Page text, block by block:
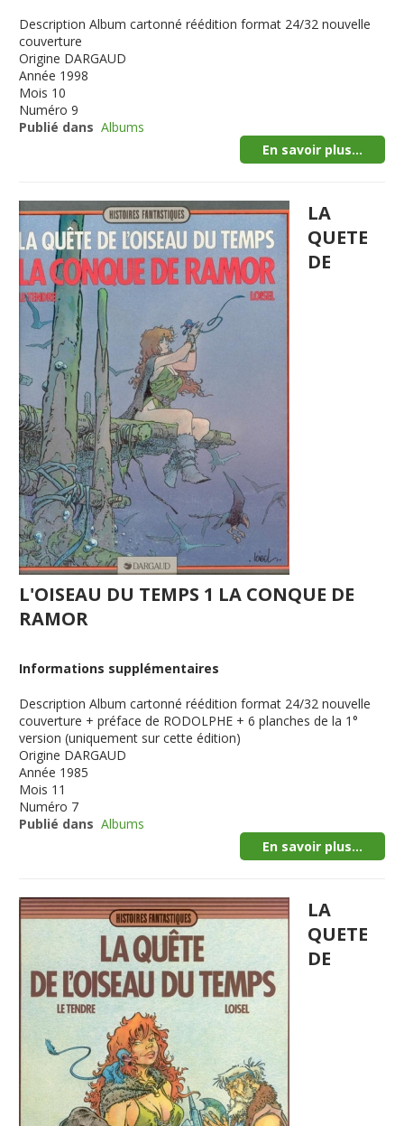
Description Album cartonné réédition format 24/32 nouvelle
couverture
Origine DARGAUD
Année 1998
Mois 10
Numéro 9
Publié dans Albums
En savoir plus...
LA
QUETE
DE
L'OISEAU DU TEMPS 1 LA CONQUE DE
RAMOR
Informations supplémentaires
Description Album cartonné réédition format 24/32 nouvelle
couverture + préface de RODOLPHE + 6 planches de la 1°
version (uniquement sur cette édition)
Origine DARGAUD
Année 1985
Mois 11
Numéro 7
Publié dans Albums
En savoir plus...
LA
QUETE
DE